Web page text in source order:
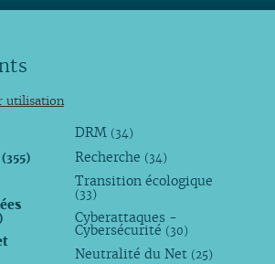
utilisation
(355)
DRM (34)
Recherche (34)
Transition écologique
(33)
Cyberattaques -
Cybersécurité (30)
Neutralité du Net (25)